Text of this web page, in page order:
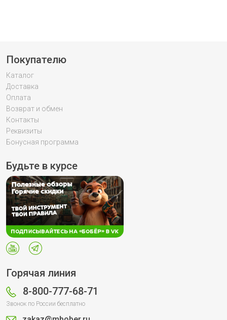
Покупателю
Каталог
Доставка
Оплата
Возврат и обмен
Контакты
Реквизиты
Бонусная программа
Будьте в курсе
Горячая линия
8-800-777-68-71
Звонок по России бесплатно